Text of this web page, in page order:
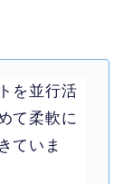
を並行活
て柔軟に
ていま